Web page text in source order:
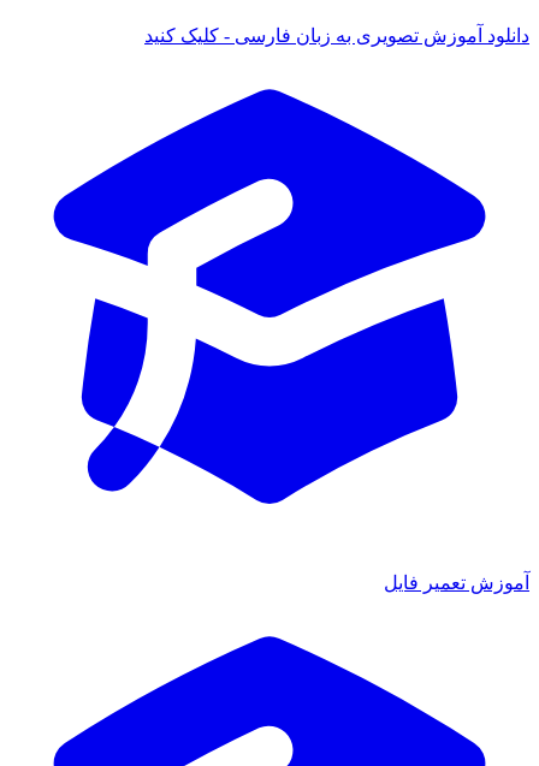
دانلود آموزش تصویری به زبان فارسی - کلیک کنید
آموزش تعمیر فایل